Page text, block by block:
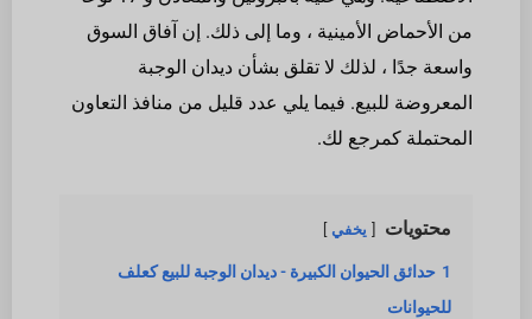
من الأحماض الأمينية ، وما إلى ذلك. إن آفاق السوق
واسعة جدًا ، لذلك لا تقلق بشأن ديدان الوجبة
المعروضة للبيع. فيما يلي عدد قليل من منافذ التعاون
المحتملة كمرجع لك.
محتويات يخفي
1 حدائق الحيوان الكبيرة - ديدان الوجبة للبيع كعلف
للحيوانات